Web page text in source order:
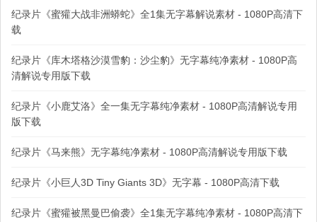
纪录片《蜜獾大战非洲蟒蛇》全1集无字幕解说素材 - 1080P高清下
载
纪录片《库木塔格沙漠雪豹：沙尘豹》无字幕纯净素材 - 1080P高
清解说专用版下载
纪录片《小鹿艾洛》全一集无字幕纯净素材 - 1080P高清解说专用
版下载
纪录片《马来熊》无字幕纯净素材 - 1080P高清解说专用版下载
纪录片《小巨人3D Tiny Giants 3D》无字幕 - 1080P高清下载
纪录片《蜜獾被黑曼巴偷袭》全1集无字幕纯净素材 - 1080P高清下